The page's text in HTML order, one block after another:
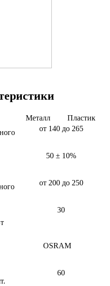
Металл
Пластик
от 140 до 265
50 ± 10%
от 200 до 250
30
OSRAM
60